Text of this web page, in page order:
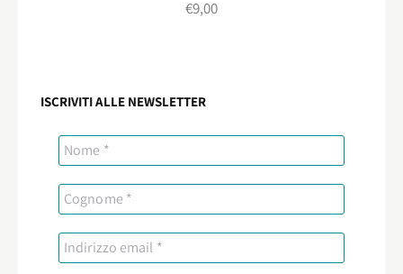
€9,00
ISCRIVITI ALLE NEWSLETTER